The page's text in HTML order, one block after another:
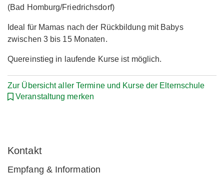
(Bad Homburg/Friedrichsdorf)
Ideal für Mamas nach der Rückbildung mit Babys
zwischen 3 bis 15 Monaten.
Quereinstieg in laufende Kurse ist möglich.
Zur Übersicht aller Termine und Kurse der Elternschule
Veranstaltung merken
Kontakt
Empfang & Information